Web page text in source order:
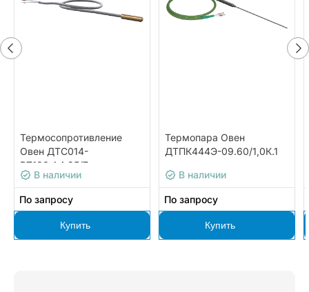
Термосопротивление
Овен ДТС014-
РТ100.А4.25/7
В наличии
По запросу
Купить
Термопара Овен
ДТПК444Э-09.60/1,0К.1
В наличии
По запросу
Купить